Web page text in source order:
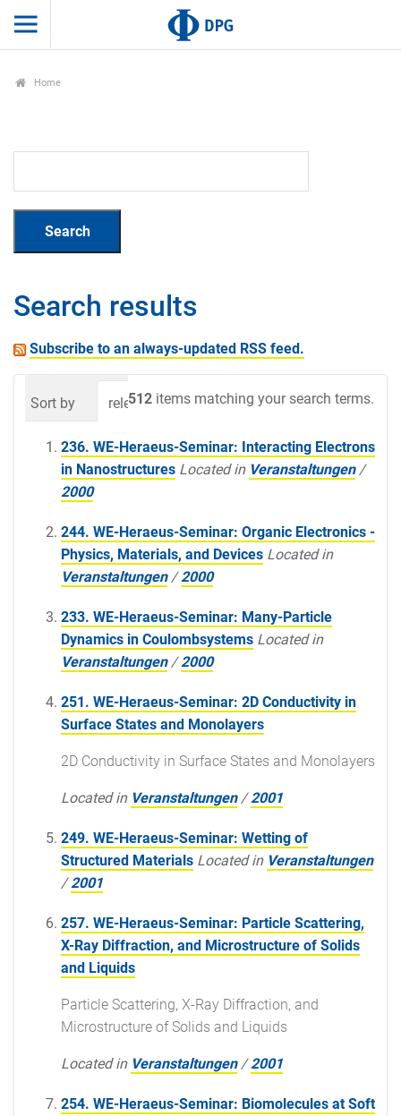
Home
Search results
Subscribe to an always-updated RSS feed.
512 items matching your search terms.
Sort by relevance date (newest first)
236. WE-Heraeus-Seminar: Interacting Electrons
in Nanostructures Located in Veranstaltungen /
2000
244. WE-Heraeus-Seminar: Organic Electronics -
Physics, Materials, and Devices Located in
Veranstaltungen /2000
233. WE-Heraeus-Seminar: Many-Particle
Dynamics in Coulombsystems Located in
Veranstaltungen /2000
251. WE-Heraeus-Seminar: 2D Conductivity in
Surface States and Monolayers
2D Conductivity in Surface States and Monolayers
Located in Veranstaltungen /2001
249. WE-Heraeus-Seminar: Wetting of
Structured Materials Located in Veranstaltungen
/2001
257. WE-Heraeus-Seminar: Particle Scattering,
X-Ray Diffraction, and Microstructure of Solids
and Liquids
Particle Scattering, X-Ray Diffraction, and
Microstructure of Solids and Liquids
Located in Veranstaltungen /2001
254. WE-Heraeus-Seminar: Biomolecules at Soft